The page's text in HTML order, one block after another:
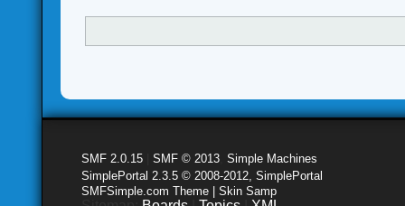
SMF 2.0.15 |SMF © 2013 ,Simple Machines
SimplePortal 2.3.5 © 2008-2012, SimplePortal
SMFSimple.com Theme | Skin Samp